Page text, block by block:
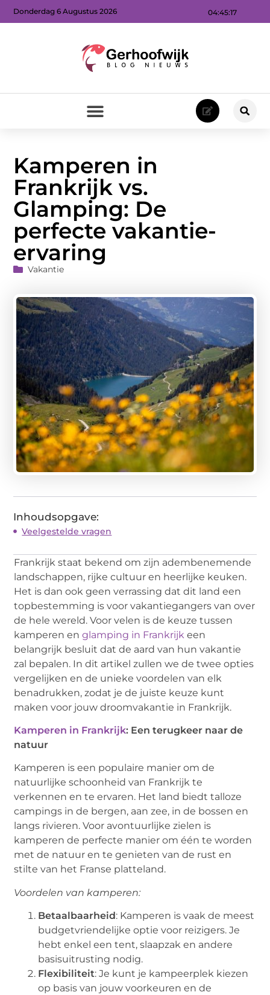
04:45:18
Donderdag 6 Augustus 2026
Kamperen in
Frankrijk vs.
Glamping: De
perfecte vakantie-
ervaring
Vakantie
Inhoudsopgave:
Veelgestelde vragen
Frankrijk staat bekend om zijn adembenemende
landschappen, rijke cultuur en heerlijke keuken.
Het is dan ook geen verrassing dat dit land een
topbestemming is voor vakantiegangers van over
de hele wereld. Voor velen is de keuze tussen
kamperen englamping in Frankrijk een
belangrijk besluit dat de aard van hun vakantie
zal bepalen. In dit artikel zullen we de twee opties
vergelijken en de unieke voordelen van elk
benadrukken, zodat je de juiste keuze kunt
maken voor jouw droomvakantie in Frankrijk.
Kamperen in Frankrijk: Een terugkeer naar de
natuur
Kamperen is een populaire manier om de
natuurlijke schoonheid van Frankrijk te
verkennen en te ervaren. Het land biedt talloze
campings in de bergen, aan zee, in de bossen en
langs rivieren. Voor avontuurlijke zielen is
kamperen de perfecte manier om één te worden
met de natuur en te genieten van de rust en
stilte van het Franse platteland.
Voordelen van kamperen:
Betaalbaarheid: Kamperen is vaak de meest
budgetvriendelijke optie voor reizigers. Je
hebt enkel een tent, slaapzak en andere
basisuitrusting nodig.
Flexibiliteit: Je kunt je kampeerplek kiezen
op basis van jouw voorkeuren en de